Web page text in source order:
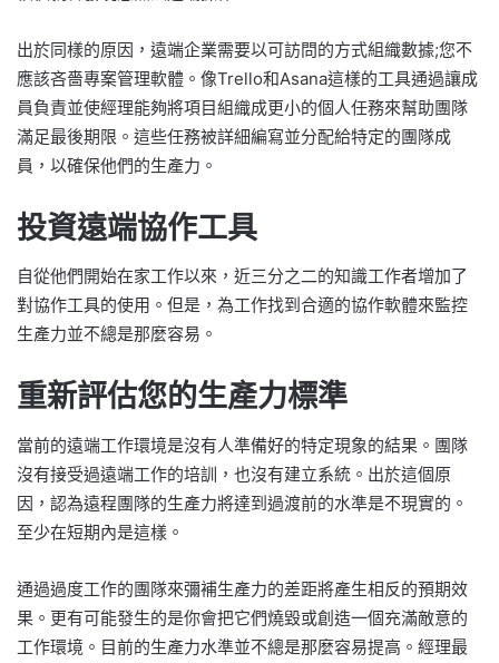
出於同樣的原因，遠端企業需要以可訪問的方式組織數據;您不
應該吝嗇專案管理軟體。像Trello和Asana這樣的工具通過讓成
員負責並使經理能夠將項目組織成更小的個人任務來幫助團隊
滿足最後期限。這些任務被詳細編寫並分配給特定的團隊成
員，以確保他們的生產力。
投資遠端協作工具
自從他們開始在家工作以來，近三分之二的知識工作者增加了
對協作工具的使用。但是，為工作找到合適的協作軟體來監控
生產力並不總是那麼容易。
重新評估您的生產力標準
當前的遠端工作環境是沒有人準備好的特定現象的結果。團隊
沒有接受過遠端工作的培訓，也沒有建立系統。出於這個原
因，認為遠程團隊的生產力將達到過渡前的水準是不現實的。
至少在短期內是這樣。
通過過度工作的團隊來彌補生產力的差距將產生相反的預期效
果。更有可能發生的是你會把它們燒毀或創造一個充滿敵意的
工作環境。目前的生產力水準並不總是那麼容易提高。經理最